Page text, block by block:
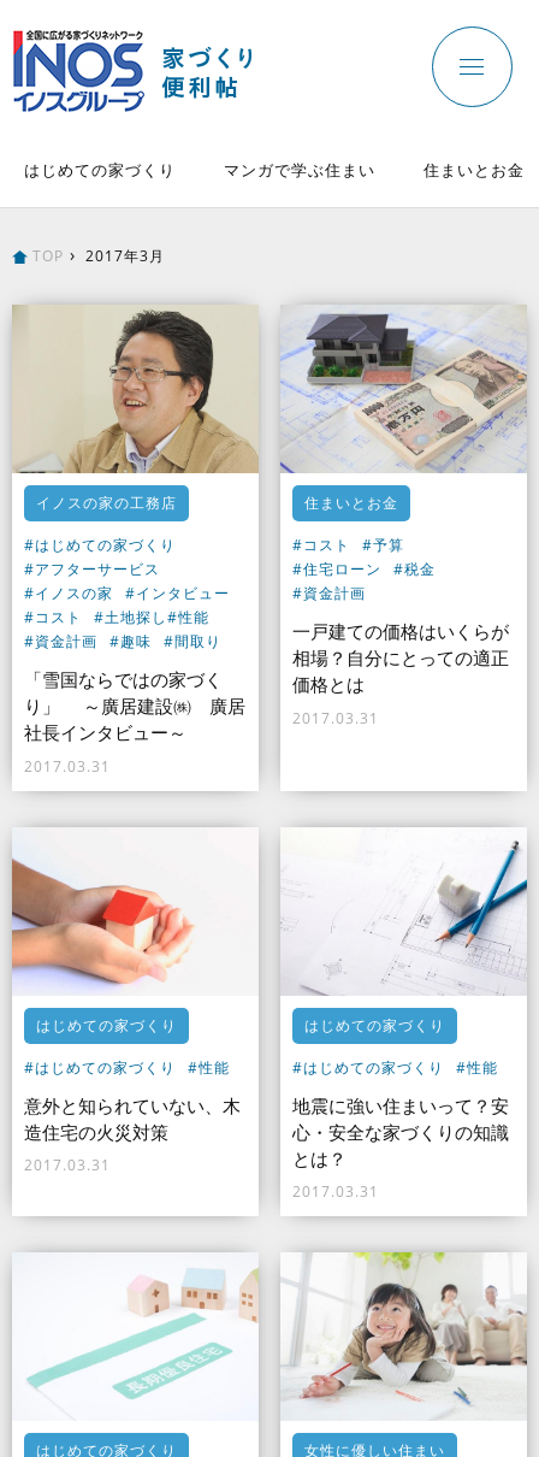
はじめての家づくり マンガで学ぶ住まい 住まいとお金
TOP 2017年3月
イノスの家の工務店
#はじめての家づくり
#アフターサービス
#イノスの家
#インタビュー
#コスト
#土地探し#性能
#資金計画
#趣味 #間取り
「雪国ならではの家づく
り」 ～廣居建設㈱ 廣居
社長インタビュー～
2017.03.31
住まいとお金
#コスト
#予算
#住宅ローン
#税金
#資金計画
一戸建ての価格はいくらが
相場？自分にとっての適正
価格とは
2017.03.31
はじめての家づくり
#はじめての家づくり #性能
意外と知られていない、木
造住宅の火災対策
2017.03.31
はじめての家づくり
#はじめての家づくり #性能
地震に強い住まいって？安
心・安全な家づくりの知識
とは？
2017.03.31
はじめての家づくり 女性に優しい住まい